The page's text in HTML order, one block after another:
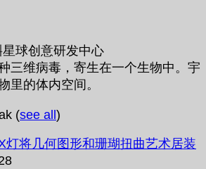
星球创意研发中心
三维病毒，寄生在一个生物中。宇
里的体内空间。
(see all)
灯将几何图形和珊瑚扭曲艺术居装